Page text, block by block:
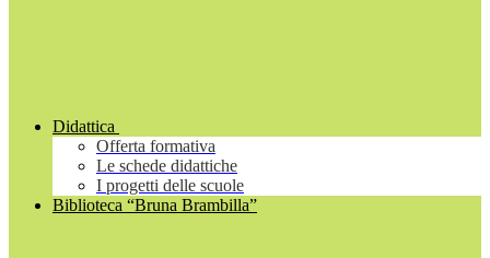
Didattica
Offerta formativa
Le schede didattiche
I progetti delle scuole
Biblioteca “Bruna Brambilla”